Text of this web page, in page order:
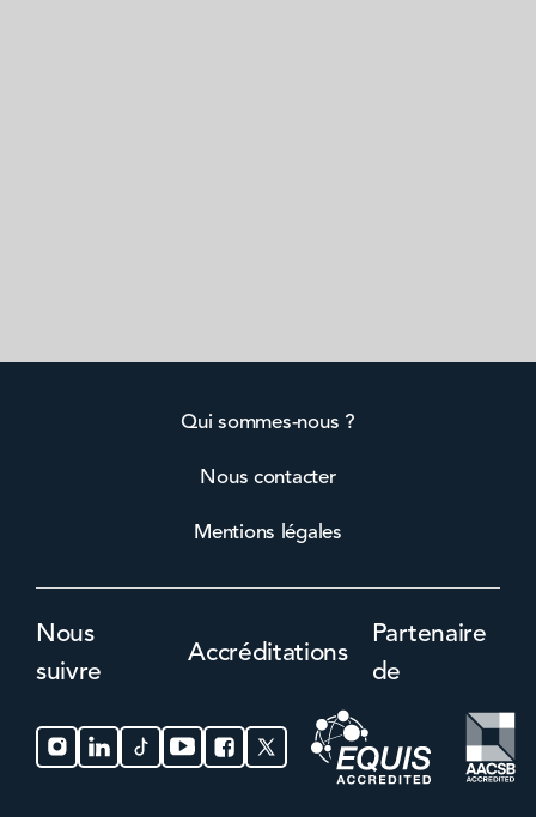
Qui sommes-nous ?
Nous contacter
Mentions légales
Nous
suivre
Accréditations
Partenaire
de